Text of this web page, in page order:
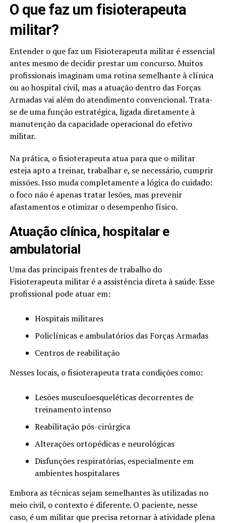
O que faz um fisioterapeuta
militar?
Entender o que faz um Fisioterapeuta militar é essencial
antes mesmo de decidir prestar um concurso. Muitos
profissionais imaginam uma rotina semelhante à clínica
ou ao hospital civil, mas a atuação dentro das Forças
Armadas vai além do atendimento convencional. Trata-
se de uma função estratégica, ligada diretamente à
manutenção da capacidade operacional do efetivo
militar.
Na prática, o fisioterapeuta atua para que o militar
esteja apto a treinar, trabalhar e, se necessário, cumprir
missões. Isso muda completamente a lógica do cuidado:
o foco não é apenas tratar lesões, mas prevenir
afastamentos e otimizar o desempenho físico.
Atuação clínica, hospitalar e
ambulatorial
Uma das principais frentes de trabalho do
Fisioterapeuta militar é a assistência direta à saúde. Esse
profissional pode atuar em:
Hospitais militares
Policlínicas e ambulatórios das Forças Armadas
Centros de reabilitação
Nesses locais, o fisioterapeuta trata condições como:
Lesões musculoesqueléticas decorrentes de
treinamento intenso
Reabilitação pós-cirúrgica
Alterações ortopédicas e neurológicas
Disfunções respiratórias, especialmente em
ambientes hospitalares
Embora as técnicas sejam semelhantes às utilizadas no
meio civil, o contexto é diferente. O paciente, nesse
caso, é um militar que precisa retornar à atividade plena